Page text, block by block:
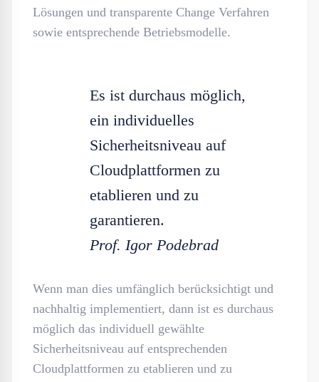
Lösungen und transparente Change Verfahren
sowie entsprechende Betriebsmodelle.
Es ist durchaus möglich,
ein individuelles
Sicherheitsniveau auf
Cloudplattformen zu
etablieren und zu
garantieren.
Prof. Igor Podebrad
Wenn man dies umfänglich berücksichtigt und
nachhaltig implementiert, dann ist es durchaus
möglich das individuell gewählte
Sicherheitsniveau auf entsprechenden
Cloudplattformen zu etablieren und zu